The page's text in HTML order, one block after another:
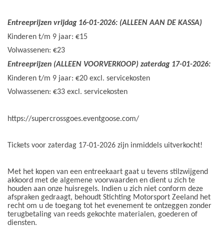
Entreeprijzen vrijdag 16-01-2026: (ALLEEN AAN DE KASSA)
Kinderen t/m 9 jaar: €15
Volwassenen: €23
Entreeprijzen (ALLEEN VOORVERKOOP) zaterdag 17-01-2026:
Kinderen t/m 9 jaar: €20 excl. servicekosten
Volwassenen: €33 excl. servicekosten
https://supercrossgoes.eventgoose.com/
Tickets voor zaterdag 17-01-2026 zijn inmiddels uitverkocht!
Met het kopen van een entreekaart gaat u tevens stilzwijgend
akkoord met de algemene voorwaarden en dient u zich te
houden aan onze huisregels. Indien u zich niet conform deze
afspraken gedraagt, behoudt Stichting Motorsport Zeeland het
recht om u de toegang tot het evenement te ontzeggen zonder
terugbetaling van reeds gekochte materialen, goederen of
diensten.